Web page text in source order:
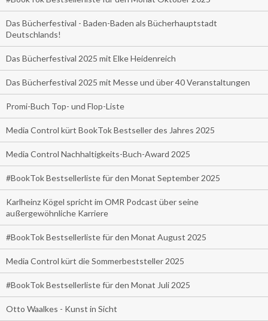
Das Bücherfestival - Baden-Baden als Bücherhauptstadt
Deutschlands!
Das Bücherfestival 2025 mit Elke Heidenreich
Das Bücherfestival 2025 mit Messe und über 40 Veranstaltungen
Promi-Buch Top- und Flop-Liste
Media Control kürt BookTok Bestseller des Jahres 2025
Media Control Nachhaltigkeits-Buch-Award 2025
#BookTok Bestsellerliste für den Monat September 2025
Karlheinz Kögel spricht im OMR Podcast über seine
außergewöhnliche Karriere
#BookTok Bestsellerliste für den Monat August 2025
Media Control kürt die Sommerbeststeller 2025
#BookTok Bestsellerliste für den Monat Juli 2025
Otto Waalkes - Kunst in Sicht